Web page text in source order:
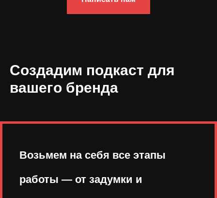
Создадим подкаст для
вашего бренда
Возьмем на себя все этапы
работы — от задумки и